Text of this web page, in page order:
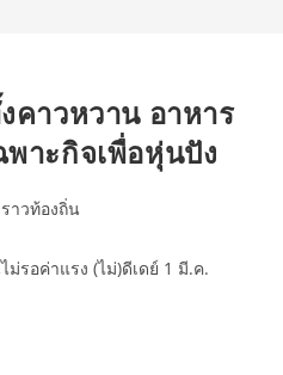
คาวหวาน อาหาร
าะกิจเพื่อหุ่นปัง
าวท้องถิ่น
รอค่าแรง (ไม่)ดีเดย์ 1 มี.ค.